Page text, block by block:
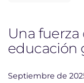
Una
educación
Septiembre de